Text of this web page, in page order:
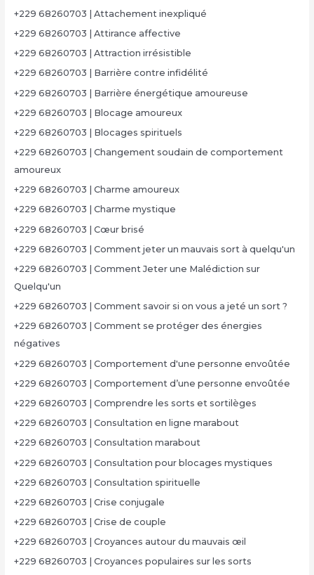
+229 68260703 | Attachement inexpliqué
+229 68260703 | Attirance affective
+229 68260703 | Attraction irrésistible
+229 68260703 | Barrière contre infidélité
+229 68260703 | Barrière énergétique amoureuse
+229 68260703 | Blocage amoureux
+229 68260703 | Blocages spirituels
+229 68260703 | Changement soudain de comportement
amoureux
+229 68260703 | Charme amoureux
+229 68260703 | Charme mystique
+229 68260703 | Cœur brisé
+229 68260703 | Comment jeter un mauvais sort à quelqu'un
+229 68260703 | Comment Jeter une Malédiction sur
Quelqu'un
+229 68260703 | Comment savoir si on vous a jeté un sort ?
+229 68260703 | Comment se protéger des énergies
négatives
+229 68260703 | Comportement d'une personne envoûtée
+229 68260703 | Comportement d’une personne envoûtée
+229 68260703 | Comprendre les sorts et sortilèges
+229 68260703 | Consultation en ligne marabout
+229 68260703 | Consultation marabout
+229 68260703 | Consultation pour blocages mystiques
+229 68260703 | Consultation spirituelle
+229 68260703 | Crise conjugale
+229 68260703 | Crise de couple
+229 68260703 | Croyances autour du mauvais œil
+229 68260703 | Croyances populaires sur les sorts